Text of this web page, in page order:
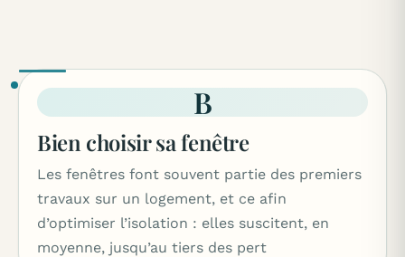
B
Bien choisir sa fenêtre
Les fenêtres font souvent partie des premiers
travaux sur un logement, et ce afin
d’optimiser l’isolation : elles suscitent, en
moyenne, jusqu’au tiers des pert